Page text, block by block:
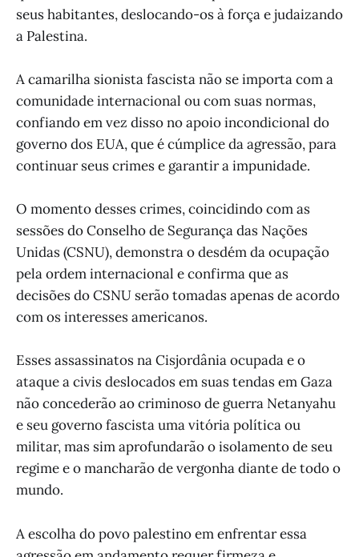
seus habitantes, deslocando-os à força e judaizando
a Palestina.
A camarilha sionista fascista não se importa com a
comunidade internacional ou com suas normas,
confiando em vez disso no apoio incondicional do
governo dos EUA, que é cúmplice da agressão, para
continuar seus crimes e garantir a impunidade.
O momento desses crimes, coincidindo com as
sessões do Conselho de Segurança das Nações
Unidas (CSNU), demonstra o desdém da ocupação
pela ordem internacional e confirma que as
decisões do CSNU serão tomadas apenas de acordo
com os interesses americanos.
Esses assassinatos na Cisjordânia ocupada e o
ataque a civis deslocados em suas tendas em Gaza
não concederão ao criminoso de guerra Netanyahu
e seu governo fascista uma vitória política ou
militar, mas sim aprofundarão o isolamento de seu
regime e o mancharão de vergonha diante de todo o
mundo.
A escolha do povo palestino em enfrentar essa